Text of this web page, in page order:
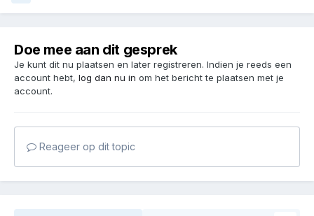
Doe mee aan dit gesprek
Je kunt dit nu plaatsen en later registreren. Indien je reeds een
account hebt, log dan nu in om het bericht te plaatsen met je
account.
Reageer op dit topic